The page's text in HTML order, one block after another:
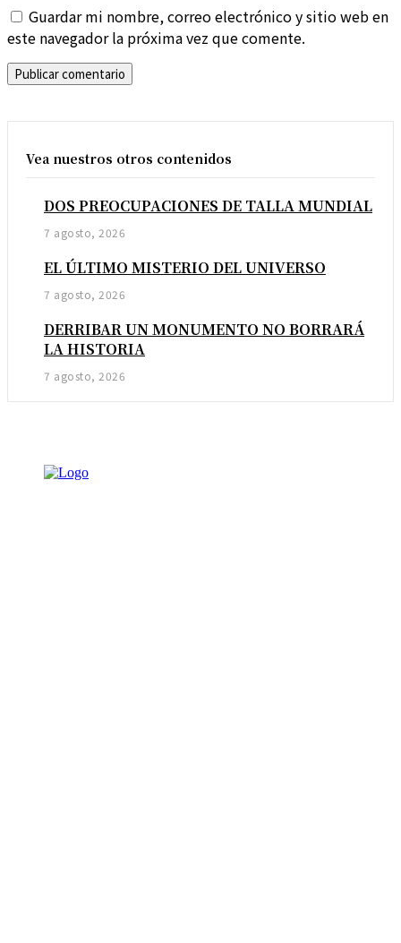
Guardar mi nombre, correo electrónico y sitio web en
este navegador la próxima vez que comente.
Vea nuestros otros contenidos
DOS PREOCUPACIONES DE TALLA MUNDIAL
7 agosto, 2026
EL ÚLTIMO MISTERIO DEL UNIVERSO
7 agosto, 2026
DERRIBAR UN MONUMENTO NO BORRARÁ
LA HISTORIA
7 agosto, 2026